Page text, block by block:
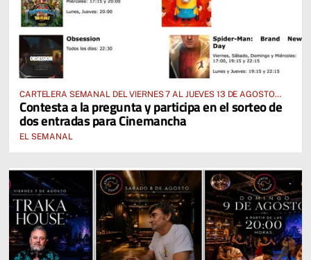
CARTELERA SEMANAL DEL VIERNES 7 AL JUEVES 13 DE AGOSTO
2026
Contesta a la pregunta y participa en el sorteo de
dos entradas para Cinemancha
EL SEMANAL